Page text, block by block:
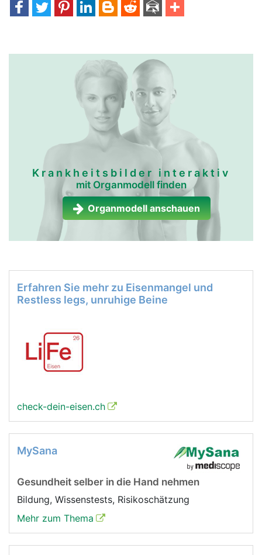
Krankheitsbilder interaktiv
mit Organmodell finden
Organmodell anschauen
Erfahren Sie mehr zu Eisenmangel und
Restless legs, unruhige Beine
check-dein-eisen.ch
MySana
Gesundheit selber in die Hand nehmen
Bildung, Wissenstests, Risikoschätzung
Mehr zum Thema